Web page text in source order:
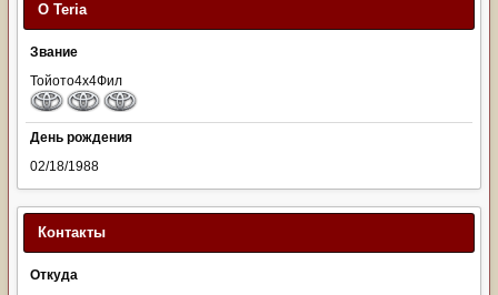
О Teria
Звание
Тойото4х4Фил
День рождения
02/18/1988
Контакты
Откуда